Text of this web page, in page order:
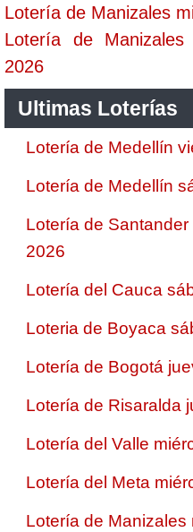
Lotería de Manizales
Lotería de
2026
Ultimas Loterías
Lotería de Medellín
Lotería de Medellín
Lotería de
2026
Lotería del Cauca
Loteria de Boyaca
Lotería de Bogotá
Lotería de Risaralda
Lotería del Valle
Lotería del Meta
Lotería de